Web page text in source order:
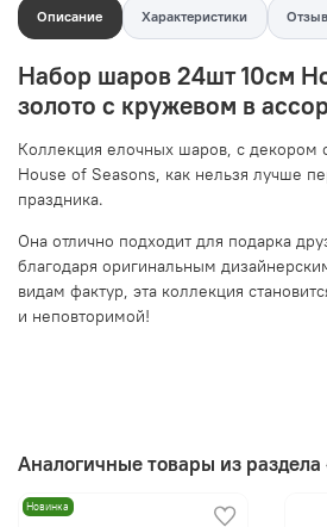
Описание Характеристики
Набор шаров 24шт 10см
золото с кружевом в
Коллекция елочных шаров, с декором
House of Seasons, как нельзя лучше
праздника.
Она отлично подходит для подарка
благодаря оригинальным
видам фактур, эта коллекция
и неповторимой!
Аналогичные товары из
Новинка